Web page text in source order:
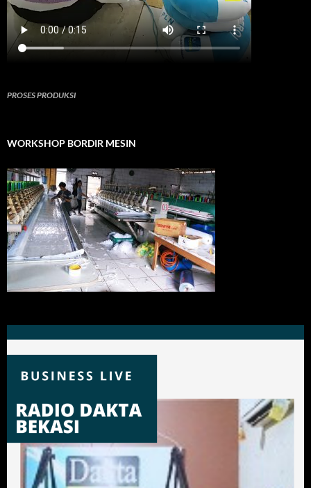
PROSES PRODUKSI
WORKSHOP BORDIR MESIN